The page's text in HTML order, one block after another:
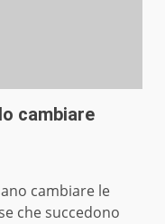
cambiare
cambiare le
che succedono